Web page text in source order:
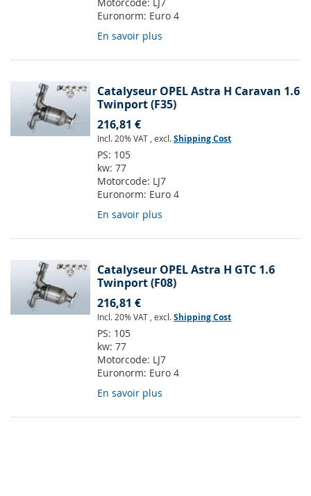
Motorcode: LJ7
Euronorm: Euro 4
En savoir plus
Catalyseur OPEL Astra H Caravan 1.6
Twinport (F35)
216,81 €
Incl. 20% VAT , excl.Shipping Cost
PS: 105
kw: 77
Motorcode: LJ7
Euronorm: Euro 4
En savoir plus
Catalyseur OPEL Astra H GTC 1.6
Twinport (F08)
216,81 €
Incl. 20% VAT , excl.Shipping Cost
PS: 105
kw: 77
Motorcode: LJ7
Euronorm: Euro 4
En savoir plus